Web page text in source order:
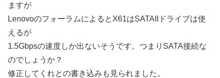
ますが
LenovoのフォーラムによるとX61はSATAIIドライブは使
えるが
1.5Gbpsの速度しか出ないそうです。つまりSATA接続な
のでしょうか？
修正してくれとの書き込みも見られました。